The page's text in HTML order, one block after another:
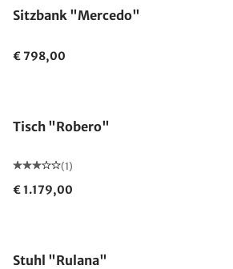
Sitzbank "Mercedo"
€ 798,00
Tisch "Robero"
(1)
€ 1.179,00
Stuhl "Rulana"